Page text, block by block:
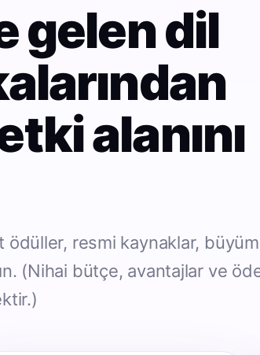
gelen dil
alanını
ödüller, resmi kaynaklar,
(Nihai bütçe, avantajlar ve